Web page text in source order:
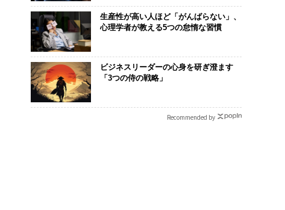
生産性が高い人ほど「がんばらない」、
心理学者が教える5つの怠惰な習慣
ビジネスリーダーの心身を研ぎ澄ます
「3つの侍の戦略」
Recommended by